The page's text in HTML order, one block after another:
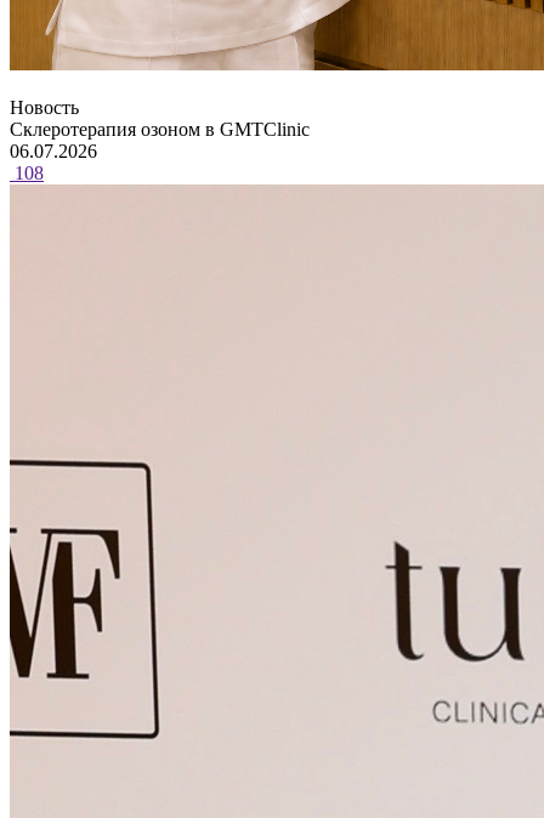
Новость
Склеротерапия озоном в GMTClinic
06.07.2026
108